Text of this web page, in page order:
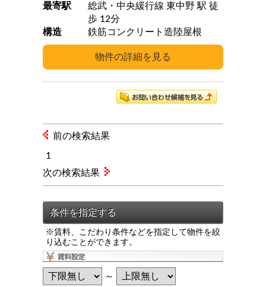
最寄駅
総武・中央緩行線 東中野 駅 徒
歩 12分
構造
鉄筋コンクリート造陸屋根
前の検索結果
1
※賃料、こだわり条件などを指定して物件を絞
り込むことができます。
～